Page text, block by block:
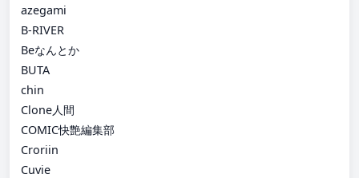
azegami
B-RIVER
Beなんとか
BUTA
chin
Clone人間
COMIC快艶編集部
Croriin
Cuvie